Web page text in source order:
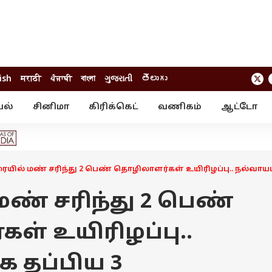
मराठी ਪੰਜਾਬੀ বাংলা ગુજરાતી తెలుగు
சினிமா கிரிக்கெட் வணிகம் ஆட்டோ
மண் சரிந்து 2 பெண் தொழிலாளர்கள் உயிரிழப்பு..
சரிந்து 2 பெண்
உயிரிழப்பு..
தப்பிய 3